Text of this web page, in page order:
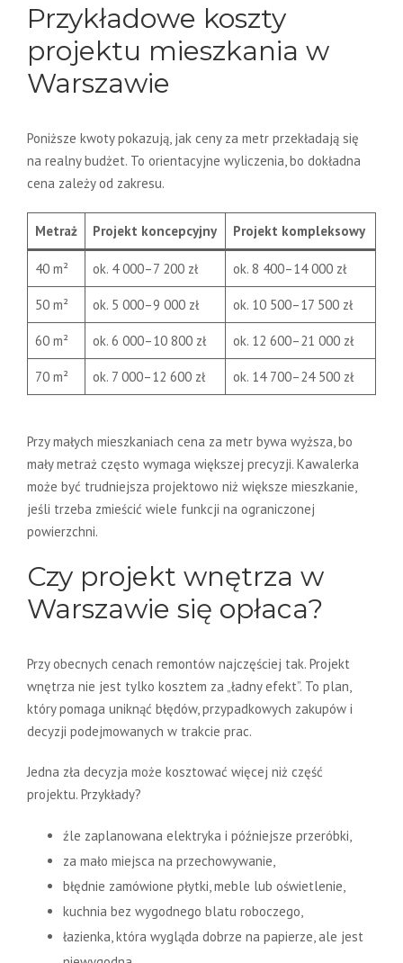
Przykładowe koszty
projektu mieszkania w
Warszawie
Poniższe kwoty pokazują, jak ceny za metr przekładają się
na realny budżet. To orientacyjne wyliczenia, bo dokładna
cena zależy od zakresu.
Metraż Projekt koncepcyjny Projekt kompleksowy
40 m² ok. 4 000–7 200 zł ok. 8 400–14 000 zł
50 m² ok. 5 000–9 000 zł ok. 10 500–17 500 zł
60 m² ok. 6 000–10 800 zł ok. 12 600–21 000 zł
70 m² ok. 7 000–12 600 zł ok. 14 700–24 500 zł
Przy małych mieszkaniach cena za metr bywa wyższa, bo
mały metraż często wymaga większej precyzji. Kawalerka
może być trudniejsza projektowo niż większe mieszkanie,
jeśli trzeba zmieścić wiele funkcji na ograniczonej
powierzchni.
Czy projekt wnętrza w
Warszawie się opłaca?
Przy obecnych cenach remontów najczęściej tak. Projekt
wnętrza nie jest tylko kosztem za „ładny efekt”. To plan,
który pomaga uniknąć błędów, przypadkowych zakupów i
decyzji podejmowanych w trakcie prac.
Jedna zła decyzja może kosztować więcej niż część
projektu. Przykłady?
źle zaplanowana elektryka i późniejsze przeróbki,
za mało miejsca na przechowywanie,
błędnie zamówione płytki, meble lub oświetlenie,
kuchnia bez wygodnego blatu roboczego,
łazienka, która wygląda dobrze na papierze, ale jest